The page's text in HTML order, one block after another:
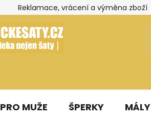
Reklamace, vrácení a výměna zboží
PRO MUŽE ŠPERKY MÁLY